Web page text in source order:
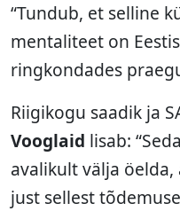
“Tundub, et selline
mentaliteet on
ringkondades
Riigikogu saadik ja
Vooglaid lisab:
avalikult välja
just sellest